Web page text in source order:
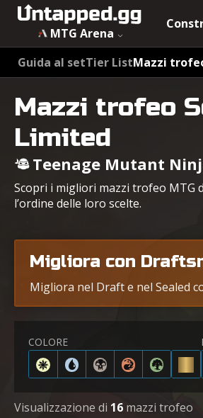
MTG Arena
Guida al setTier ListMazzi
Mazzi trofeo
Limited
Teenage Mutant
Scopri i migliori mazzi trofeo MTG
l’ordine delle loro scelte.
Migliora con
Migliora nel Draft e nel Sealed
COLORE
Visualizzazione di 16 mazzi trofeo